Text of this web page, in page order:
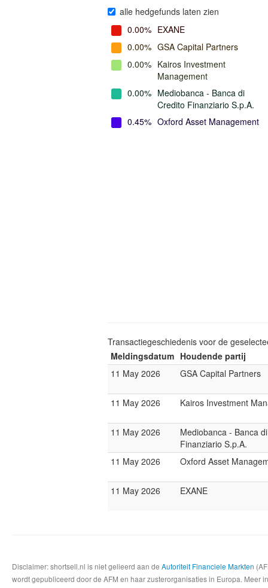
alle hedgefunds laten zien
0.00% EXANE
0.00% GSA Capital Partners
0.00% Kairos Investment
Management
0.00% Mediobanca - Banca di
Credito Finanziario S.p.A.
0.45% Oxford Asset Management
Transactiegeschiedenis voor de
Meldingsdatum Houdende partij
11 May 2026
GSA Capital Partners
11 May 2026 Kairos Investment
11 May 2026
Mediobanca - Banca
Finanziario S.p.A.
11 May 2026
Oxford Asset
11 May 2026 EXANE
Disclaimer: shortsell.nl is niet gelieerd aan de Autoriteit Financiele Markten
wordt gepubliceerd door de AFM en haar zusterorganisaties in Europa.